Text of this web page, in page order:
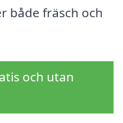
både fräsch och
och utan